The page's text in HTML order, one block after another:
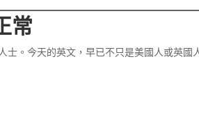
常
士。今天的英文，早已不只是美國人或英國